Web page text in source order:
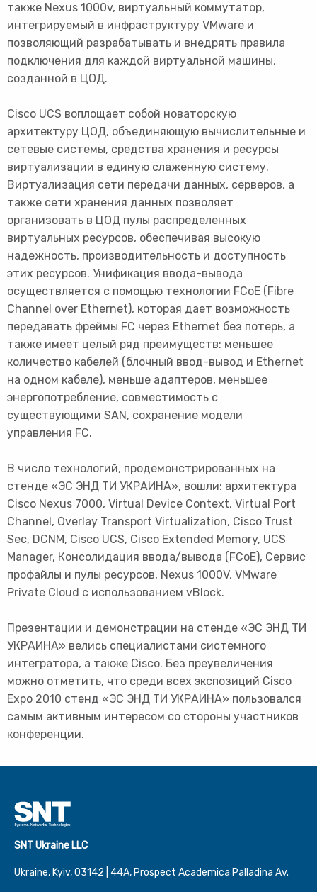
также Nexus 1000v, виртуальный коммутатор,
интегрируемый в инфраструктуру VMware и
позволяющий разрабатывать и внедрять правила
подключения для каждой виртуальной машины,
созданной в ЦОД.
Cisco UCS воплощает собой новаторскую
архитектуру ЦОД, объединяющую вычислительные и
сетевые системы, средства хранения и ресурсы
виртуализации в единую слаженную систему.
Виртуализация сети передачи данных, серверов, а
также сети хранения данных позволяет
организовать в ЦОД пулы распределенных
виртуальных ресурсов, обеспечивая высокую
надежность, производительность и доступность
этих ресурсов. Унификация ввода-вывода
осуществляется с помощью технологии FCoE (Fibre
Channel over Ethernet), которая дает возможность
передавать фреймы FC через Ethernet без потерь, а
также имеет целый ряд преимуществ: меньшее
количество кабелей (блочный ввод-вывод и Ethernet
на одном кабеле), меньше адаптеров, меньшее
энергопотребление, совместимость с
существующими SAN, сохранение модели
управления FC.
В число технологий, продемонстрированных на
стенде «ЭС ЭНД ТИ УКРАИНА», вошли: архитектура
Cisco Nexus 7000, Virtual Device Context, Virtual Port
Channel, Overlay Transport Virtualization, Cisco Trust
Sec, DCNM, Cisco UCS, Cisco Extended Memory, UCS
Manager, Консолидация ввода/вывода (FCoE), Сервис
профайлы и пулы ресурсов, Nexus 1000V, VMware
Private Cloud с использованием vBlock.
Презентации и демонстрации на стенде «ЭС ЭНД ТИ
УКРАИНА» велись специалистами системного
интегратора, а также Cisco. Без преувеличения
можно отметить, что среди всех экспозиций Cisco
Expo 2010 стенд «ЭС ЭНД ТИ УКРАИНА» пользовался
самым активным интересом со стороны участников
конференции.
SNT Ukraine LLC
Ukraine, Kyiv, 03142 | 44А, Prospect Academica Palladina Av.